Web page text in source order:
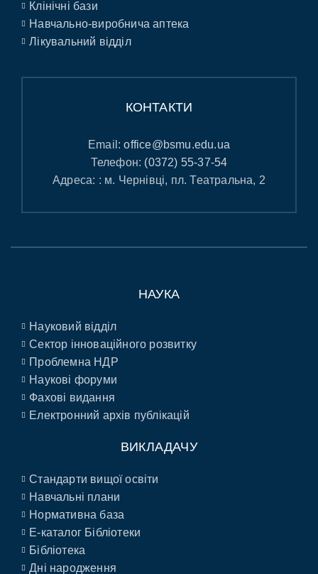
Клінічні бази
Навчально-виробнича аптека
Лікувальний відділ
КОНТАКТИ
Email:office@bsmu.edu.ua
Телефон: (0372) 55-37-54
Адреса: : м. Чернівці, пл. Театральна, 2
НАУКА
Науковий відділ
Сектор інноваційного розвитку
Проблемна НДР
Наукові форуми
Фахові видання
Електронний архів публікацій
ВИКЛАДАЧУ
Стандарти вищої освіти
Навчальні плани
Нормативна база
E-каталог Бібліотеки
Бібліотека
Дні народження